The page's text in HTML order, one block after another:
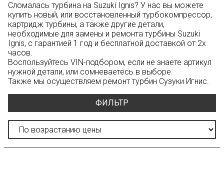
Сломалась турбина на Suzuki Ignis? У нас вы можете
купить новый, или восстановленный турбокомпрессор,
картридж турбины, а также другие детали,
необходимые для замены и ремонта турбины Suzuki
Ignis, с гарантией 1 год и бесплатной доставкой от 2х
часов.
Воспользуйтесь VIN-подбором, если не знаете артикул
нужной детали, или сомневаетесь в выборе.
Также мы осуществляем ремонт турбин Сузуки Игнис.
ФИЛЬТР